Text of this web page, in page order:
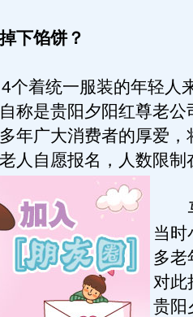
下馅饼？
着统一服装的年轻人
称是贵阳夕阳红尊老公
年广大消费者的厚爱，
人自愿报名，人数限制
马
当时
多老
对此
贵阳